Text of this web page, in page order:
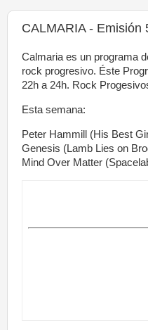
CALMARIA - Emisión
Calmaria es un programa
rock progresivo. Éste
22h a 24h. Rock
Esta semana:
Peter Hammill (His Best
Genesis (Lamb Lies on
Mind Over Matter